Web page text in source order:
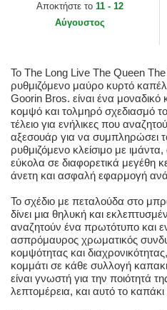
Αποκτήστε το 11 - 12
Αύγουστος
Το The Long Live The Queen
ρυθμιζόμενο μαύρο κυρτό
Goorin Bros. είναι ένα μοναδικό
κομψό και τολμηρό σχεδιασμό
τέλειο για ενήλικες που
αξεσουάρ για να συμπληρώσει
ρυθμιζόμενο κλείσιμο με ιμάντα,
εύκολα σε διαφορετικά μεγέθη
άνετη και ασφαλή εφαρμογή
Το σχέδιο με πεταλούδα στο
δίνει μια θηλυκή και
αναζητούν ένα πρωτότυπο και
ασπρόμαυρος χρωματικός
κομψότητας και
κομμάτι σε κάθε συλλογή
είναι γνωστή για την ποιότητά
λεπτομέρεια, και αυτό το